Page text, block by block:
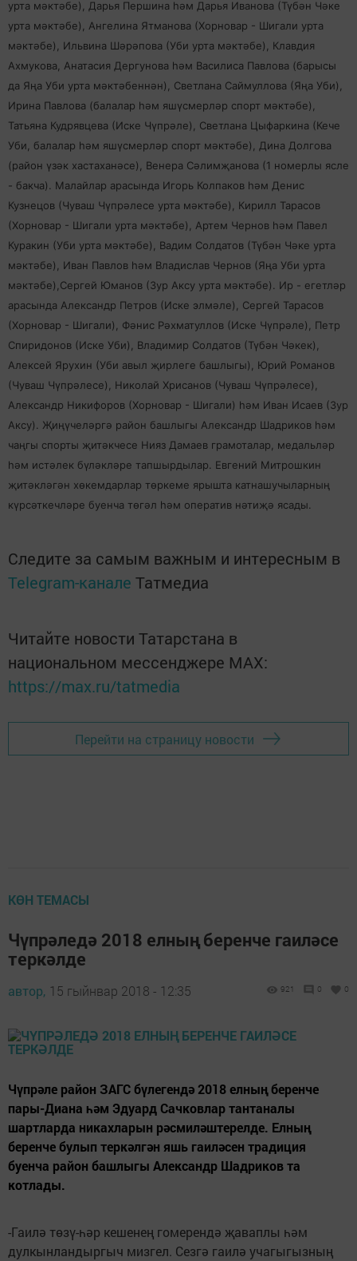
урта мәктәбе), Дарья Першина һәм Дарья Иванова (Түбән Чәке
урта мәктәбе), Ангелина Ятманова (Хорновар - Шигали урта
мәктәбе), Ильвина Шәрәпова (Уби урта мәктәбе), Клавдия
Ахмукова, Анатасия Дергунова һәм Василиса Павлова (барысы
да Яңа Уби урта мәктәбеннән), Светлана Саймуллова (Яңа Уби),
Ирина Павлова (балалар һәм яшүсмерләр спорт мәктәбе),
Татьяна Кудрявцева (Иске Чүпрәле), Светлана Цыфаркина (Кече
Уби, балалар һәм яшүсмерләр спорт мәктәбе), Дина Долгова
(район үзәк хастаханәсе), Венера Сәлимҗанова (1 номерлы ясле
- бакча). Малайлар арасында Игорь Колпаков һәм Денис
Кузнецов (Чуваш Чүпрәлесе урта мәктәбе), Кирилл Тарасов
(Хорновар - Шигали урта мәктәбе), Артем Чернов һәм Павел
Куракин (Уби урта мәктәбе), Вадим Солдатов (Түбән Чәке урта
мәктәбе), Иван Павлов һәм Владислав Чернов (Яңа Уби урта
мәктәбе),Сергей Юманов (Зур Аксу урта мәктәбе). Ир - егетләр
арасында Александр Петров (Иске элмәле), Сергей Тарасов
(Хорновар - Шигали), Фәнис Рәхматуллов (Иске Чүпрәле), Петр
Спиридонов (Иске Уби), Владимир Солдатов (Түбән Чәкек),
Алексей Ярухин (Уби авыл җирлеге башлыгы), Юрий Романов
(Чуваш Чүпрәлесе), Николай Хрисанов (Чуваш Чүпрәлесе),
Александр Никифоров (Хорновар - Шигали) һәм Иван Исаев (Зур
Аксу). Җиңүчеләргә район башлыгы Александр Шадриков һәм
чаңгы спорты җитәкчесе Нияз Дамаев грамоталар, медальләр
һәм истәлек бүләкләре тапшырдылар. Евгений Митрошкин
җитәкләгән хөкемдарлар төркеме ярышта катнашучыларның
күрсәткечләре буенча төгәл һәм оператив нәтиҗә ясады.
Следите за самым важным и интересным в
Telegram-канале Татмедиа
Читайте новости Татарстана в
национальном мессенджере MАХ:
https://max.ru/tatmedia
Перейти на страницу новости
КӨН ТЕМАСЫ
Чүпрәледә 2018 елның беренче гаиләсе
теркәлде
автор, 15 гыйнвар 2018 - 12:35 921 0 0
Чүпрәле район ЗАГС бүлегендә 2018 елның беренче
пары-Диана һәм Эдуард Сачковлар тантаналы
шартларда никахларын рәсмиләштерелде. Елның
беренче булып теркәлгән яшь гаиләсен традиция
буенча район башлыгы Александр Шадриков та
котлады.
-Гаилә төзү-һәр кешенең гомерендә җаваплы һәм
дулкынландыргыч мизгел. Сезгә гаилә учагыгызның